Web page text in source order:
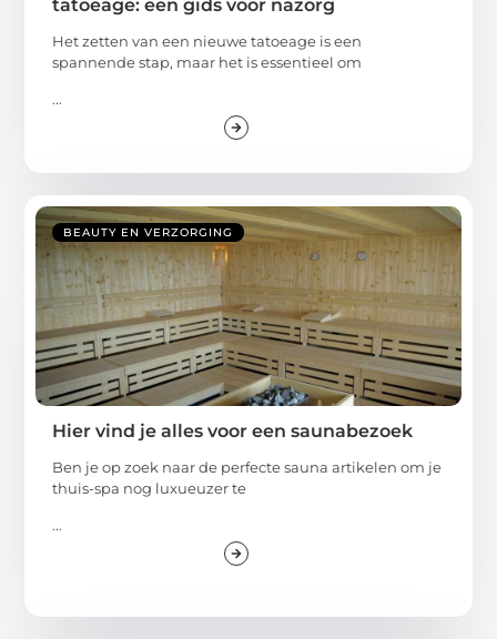
tatoeage: een gids voor nazorg
Het zetten van een nieuwe tatoeage is een
spannende stap, maar het is essentieel om
...
BEAUTY EN VERZORGING
Hier vind je alles voor een saunabezoek
Ben je op zoek naar de perfecte sauna artikelen om je
thuis-spa nog luxueuzer te
...